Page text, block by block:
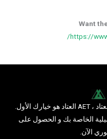
Want
https://
إذا كنت بحاجة إلى العرف التكتيكية والعتاد ، AET العتاد هو خيارك الأول.
الخاصة بك و الحصول على
الآن.